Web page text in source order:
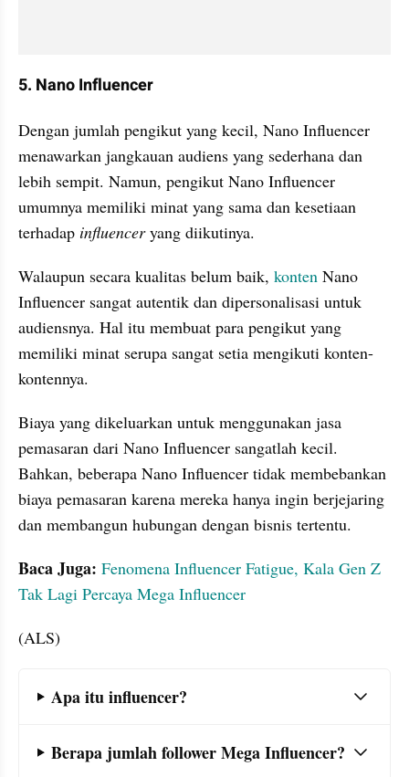
5. Nano Influencer
Dengan jumlah pengikut yang kecil, Nano Influencer
menawarkan jangkauan audiens yang sederhana dan
lebih sempit. Namun, pengikut Nano Influencer
umumnya memiliki minat yang sama dan kesetiaan
terhadap influencer yang diikutinya.
Walaupun secara kualitas belum baik, konten Nano
Influencer sangat autentik dan dipersonalisasi untuk
audiensnya. Hal itu membuat para pengikut yang
memiliki minat serupa sangat setia mengikuti konten-
kontennya.
Biaya yang dikeluarkan untuk menggunakan jasa
pemasaran dari Nano Influencer sangatlah kecil.
Bahkan, beberapa Nano Influencer tidak membebankan
biaya pemasaran karena mereka hanya ingin berjejaring
dan membangun hubungan dengan bisnis tertentu.
Baca Juga: Fenomena Influencer Fatigue, Kala Gen Z
Tak Lagi Percaya Mega Influencer
(ALS)
Apa itu influencer?
Berapa jumlah follower Mega Influencer?